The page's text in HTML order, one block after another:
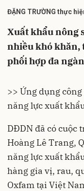
ĐẶNG TRƯỜNG thực
Xuất khẩu nông
nhiều khó khăn,
phối hợp đa
>> Ứng dụng
năng lực xuất
DĐDN đã có cuộc
Hoàng Lê Trang,
năng lực xuất
hàng gia vị, rau,
Oxfam tại Việt